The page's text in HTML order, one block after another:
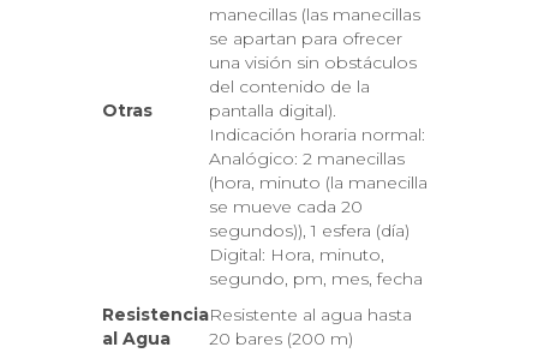
Otras
manecillas (las manecillas
se apartan para ofrecer
una visión sin obstáculos
del contenido de la
pantalla digital).
Indicación horaria normal:
Analógico: 2 manecillas
(hora, minuto (la manecilla
se mueve cada 20
segundos)), 1 esfera (día)
Digital: Hora, minuto,
segundo, pm, mes, fecha
Resistencia
al Agua
Resistente al agua hasta
20 bares (200 m)